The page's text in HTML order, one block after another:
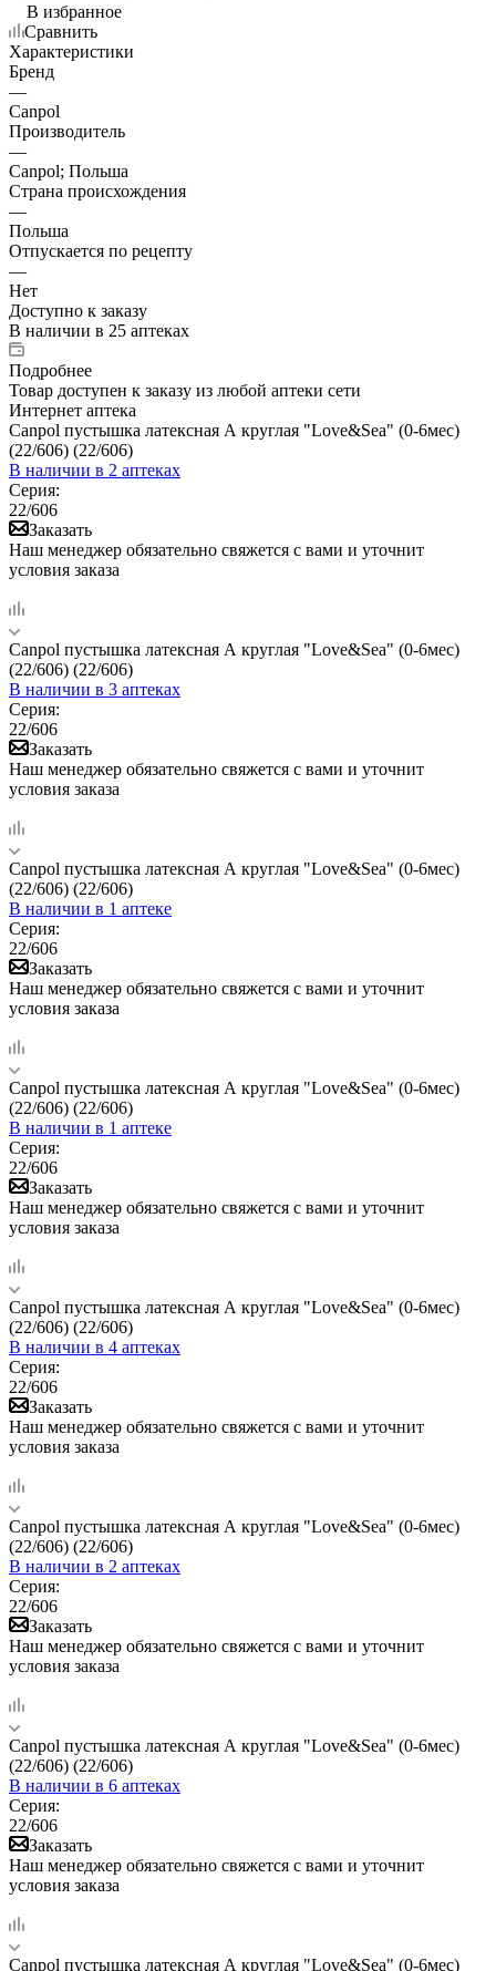
В избранное
Сравнить
Характеристики
Бренд
—
Canpol
Производитель
—
Canpol; Польша
Страна происхождения
—
Польша
Отпускается по рецепту
—
Нет
Доступно к заказу
В наличии в 25 аптеках
Подробнее
Товар доступен к заказу из любой аптеки сети
Интернет аптека
Canpol пустышка латексная А круглая "Love&Sea" (0-6мес)
(22/606) (22/606)
В наличии в 2 аптеках
Серия:
22/606
Заказать
Наш менеджер обязательно свяжется с вами и уточнит
условия заказа
Canpol пустышка латексная А круглая "Love&Sea" (0-6мес)
(22/606) (22/606)
В наличии в 3 аптеках
Серия:
22/606
Заказать
Наш менеджер обязательно свяжется с вами и уточнит
условия заказа
Canpol пустышка латексная А круглая "Love&Sea" (0-6мес)
(22/606) (22/606)
В наличии в 1 аптеке
Серия:
22/606
Заказать
Наш менеджер обязательно свяжется с вами и уточнит
условия заказа
Canpol пустышка латексная А круглая "Love&Sea" (0-6мес)
(22/606) (22/606)
В наличии в 1 аптеке
Серия:
22/606
Заказать
Наш менеджер обязательно свяжется с вами и уточнит
условия заказа
Canpol пустышка латексная А круглая "Love&Sea" (0-6мес)
(22/606) (22/606)
В наличии в 4 аптеках
Серия:
22/606
Заказать
Наш менеджер обязательно свяжется с вами и уточнит
условия заказа
Canpol пустышка латексная А круглая "Love&Sea" (0-6мес)
(22/606) (22/606)
В наличии в 2 аптеках
Серия:
22/606
Заказать
Наш менеджер обязательно свяжется с вами и уточнит
условия заказа
Canpol пустышка латексная А круглая "Love&Sea" (0-6мес)
(22/606) (22/606)
В наличии в 6 аптеках
Серия:
22/606
Заказать
Наш менеджер обязательно свяжется с вами и уточнит
условия заказа
Canpol пустышка латексная А круглая "Love&Sea" (0-6мес)